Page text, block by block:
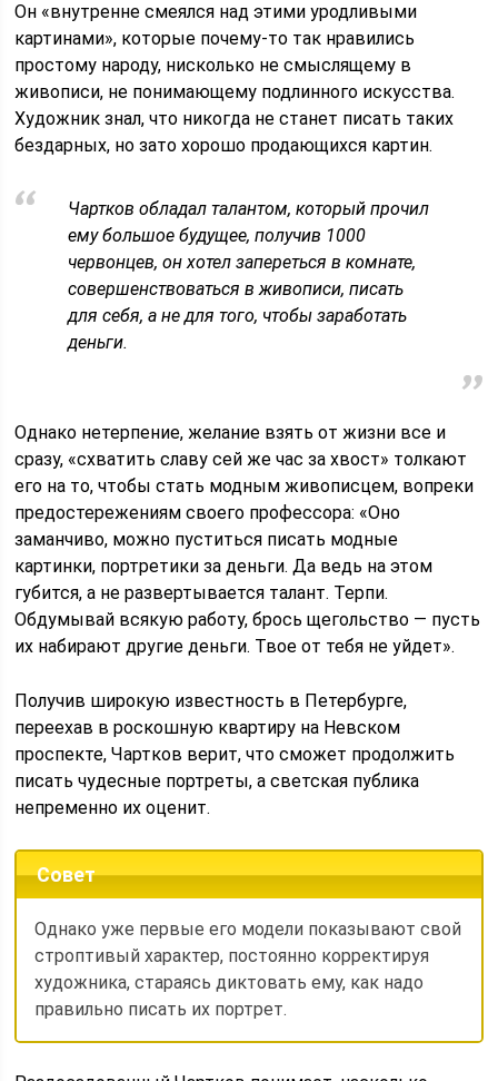
Он «внутренне смеялся над этими уродливыми
картинами», которые почему-то так нравились
простому народу, нисколько не смыслящему в
живописи, не понимающему подлинного искусства.
Художник знал, что никогда не станет писать таких
бездарных, но зато хорошо продающихся картин.
Чартков обладал талантом, который прочил
ему большое будущее, получив 1000
червонцев, он хотел запереться в комнате,
совершенствоваться в живописи, писать
для себя, а не для того, чтобы заработать
деньги.
Однако нетерпение, желание взять от жизни все и
сразу, «схватить славу сей же час за хвост» толкают
его на то, чтобы стать модным живописцем, вопреки
предостережениям своего профессора: «Оно
заманчиво, можно пуститься писать модные
картинки, портретики за деньги. Да ведь на этом
губится, а не развертывается талант. Терпи.
Обдумывай всякую работу, брось щегольство — пусть
их набирают другие деньги. Твое от тебя не уйдет».
Получив широкую известность в Петербурге,
переехав в роскошную квартиру на Невском
проспекте, Чартков верит, что сможет продолжить
писать чудесные портреты, а светская публика
непременно их оценит.
Совет
Однако уже первые его модели показывают свой
строптивый характер, постоянно корректируя
художника, стараясь диктовать ему, как надо
правильно писать их портрет.